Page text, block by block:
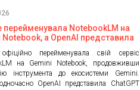
перейменувала NotebookLM на
Notebook, а OpenAI представила
перейменувала свій сервіс
на Gemini Notebook, продовживши
інструмента до екосистеми Gemini.
OpenAI представила ChatGPT